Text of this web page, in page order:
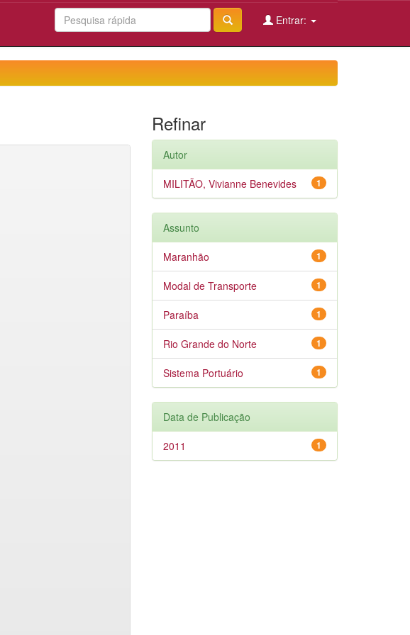
Entrar:
Refinar
Autor
1
MILITÃO, Vivianne Benevides
Assunto
1
Maranhão
1
Modal de Transporte
1
Paraíba
1
Rio Grande do Norte
1
Sistema Portuário
Data de Publicação
1
2011